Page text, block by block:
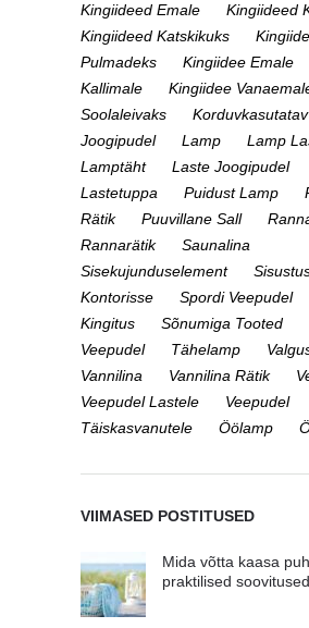
Kingiideed Emale
Kingiideed
Kingiideed Katskikuks
Pulmadeks
Kingiidee Emale
Kallimale
Kingiidee
Soolaleivaks
Korduvkasutatav
Joogipudel
Lamp
Lamp
Lamptäht
Laste Joogipudel
Lastetuppa
Puidust Lamp
Rätik
Puuvillane Sall
Rannarätik
Saunalina
Sisekujunduselement
Kontorisse
Spordi Veepudel
Kingitus
Sõnumiga Tooted
Veepudel
Tähelamp
Vannilina
Vannilina Rätik
Veepudel Lastele
Veepudel
Täiskasvanutele
Öölamp
VIIMASED POSTITUSED
Mida võtta kaasa
praktilised soovitused